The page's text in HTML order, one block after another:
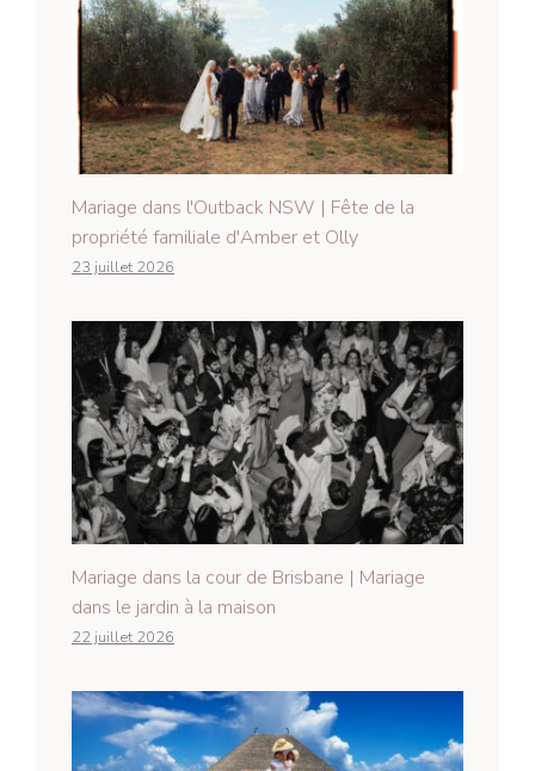
Mariage dans l'Outback NSW | Fête de la
propriété familiale d'Amber et Olly
23 juillet 2026
Mariage dans la cour de Brisbane | Mariage
dans le jardin à la maison
22 juillet 2026